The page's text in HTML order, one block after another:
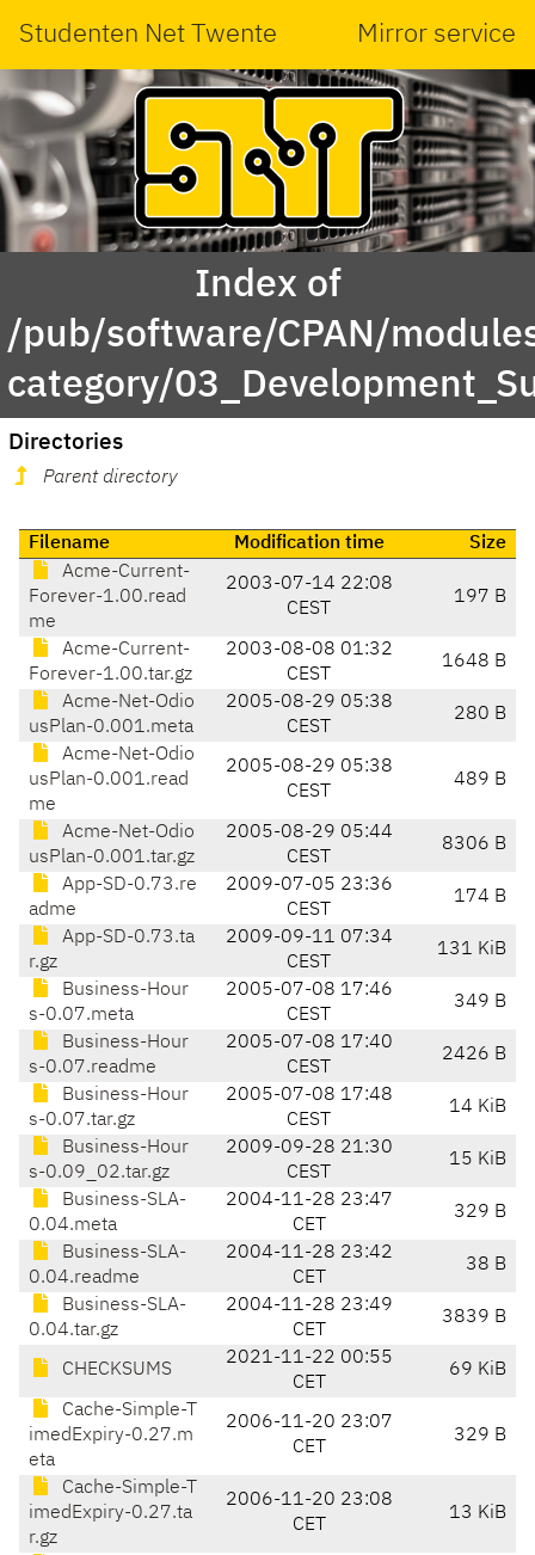
Studenten Net Twente Mirror service
Index of
/pub/software/CPAN/
category/
Directories
Parent directory
Filename Modification time
Size
Acme-Current-
Forever-1.00.read
me
2003-07-14 22:08
CEST
197 B
Acme-Current-
Forever-1.00.tar.gz
2003-08-08 01:32
CEST
1648 B
Acme-Net-Odio
usPlan-0.001.meta
2005-08-29 05:38
CEST
280 B
Acme-Net-Odio
usPlan-0.001.read
me
2005-08-29 05:38
CEST
489 B
Acme-Net-Odio
usPlan-0.001.tar.gz
2005-08-29 05:44
CEST
8306 B
App-SD-0.73.re
adme
2009-07-05 23:36
CEST
174 B
App-SD-0.73.ta
r.gz
2009-09-11 07:34
CEST
131 KiB
Business-Hour
s-0.07.meta
2005-07-08 17:46
CEST
349 B
Business-Hour
s-0.07.readme
2005-07-08 17:40
CEST
2426 B
Business-Hour
s-0.07.tar.gz
2005-07-08 17:48
CEST
14 KiB
Business-Hour
s-0.09_02.tar.gz
2009-09-28 21:30
CEST
15 KiB
Business-SLA-
0.04.meta
2004-11-28 23:47
CET
329 B
Business-SLA-
0.04.readme
2004-11-28 23:42
CET
38 B
Business-SLA-
0.04.tar.gz
2004-11-28 23:49
CET
3839 B
CHECKSUMS
2021-11-22 00:55
CET
69 KiB
Cache-Simple-T
imedExpiry-0.27.m
eta
2006-11-20 23:07
CET
329 B
Cache-Simple-T
imedExpiry-0.27.ta
r.gz
2006-11-20 23:08
CET
13 KiB